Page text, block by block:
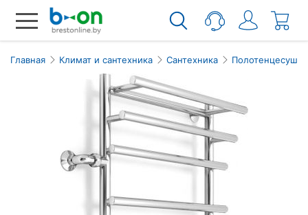
Главная Климат и сантехника Сантехника